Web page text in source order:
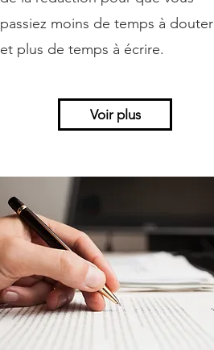
passiez moins de temps à douter
et plus de temps à écrire.
Voir plus